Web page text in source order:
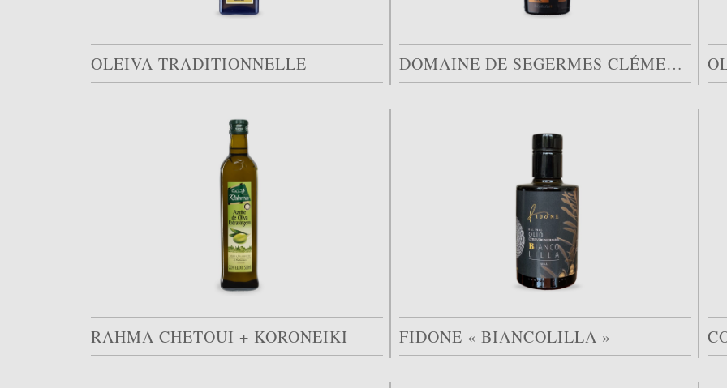
OLEIVA TRADITIONNELLE DOMAINE DE SEGERMES CLÉMENTINE CASSAR
RAHMA CHETOUI + KORONEIKI FIDONE « BIANCOLILLA »